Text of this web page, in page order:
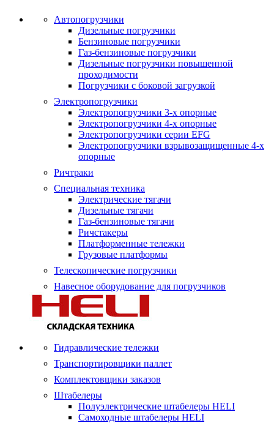
Автопогрузчики
Дизельные погрузчики
Бензиновые погрузчики
Газ-бензиновые погрузчики
Дизельные погрузчики повышенной
проходимости
Погрузчики с боковой загрузкой
Электропогрузчики
Электропогрузчики 3-х опорные
Электропогрузчики 4-х опорные
Электропогрузчики серии EFG
Электропогрузчики взрывозащищенные 4-х
опорные
Ричтраки
Специальная техника
Электрические тягачи
Дизельные тягачи
Газ-бензиновые тягачи
Ричстакеры
Платформенные тележки
Грузовые платформы
Телескопические погрузчики
Навесное оборудование для погрузчиков
Гидравлические тележки
Транспортировщики паллет
Комплектовщики заказов
Штабелеры
Полуэлектрические штабелеры HELI
Самоходные штабелеры HELI